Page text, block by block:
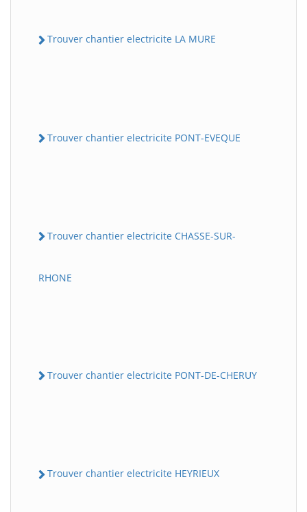
Trouver chantier electricite LA MURE
Trouver chantier electricite PONT-EVEQUE
Trouver chantier electricite CHASSE-SUR-
RHONE
Trouver chantier electricite PONT-DE-CHERUY
Trouver chantier electricite HEYRIEUX